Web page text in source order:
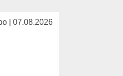
| 07.08.2026